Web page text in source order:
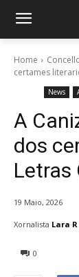
Home
certames
News
A
dos
Letras
19 Maio, 2026
0
Xornalista Lara